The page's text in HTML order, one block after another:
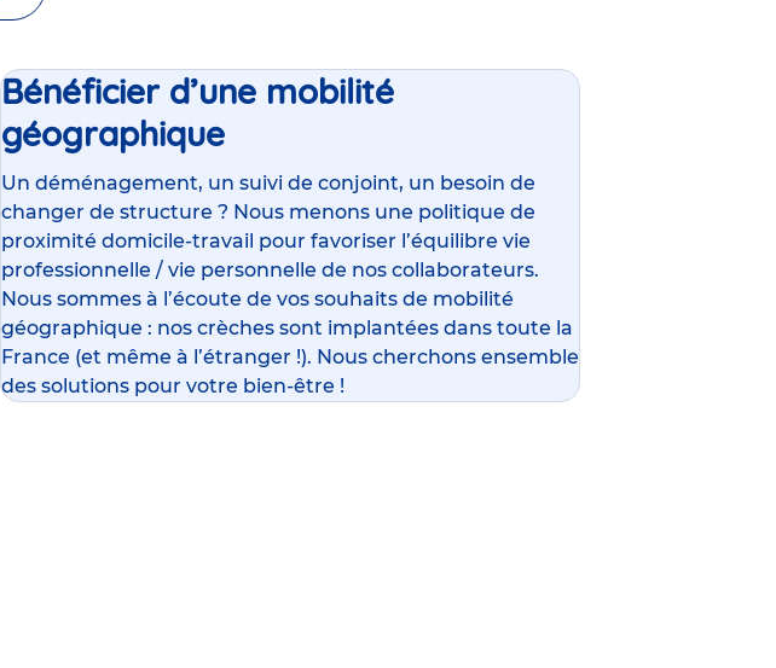
Bénéficier d’une mobilité
géographique
Un déménagement, un suivi de conjoint, un besoin de
changer de structure ? Nous menons une politique de
proximité domicile-travail pour favoriser l’équilibre vie
professionnelle / vie personnelle de nos collaborateurs.
Nous sommes à l’écoute de vos souhaits de mobilité
géographique : nos crèches sont implantées dans toute la
France (et même à l’étranger !). Nous cherchons ensemble
des solutions pour votre bien-être !